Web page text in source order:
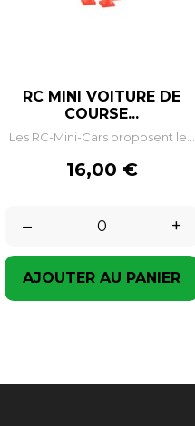
RC MINI VOITURE DE
COURSE...
Les RC-Mini-Cars proposent le...
Prix
16,00 €
– +
AJOUTER AU PANIER